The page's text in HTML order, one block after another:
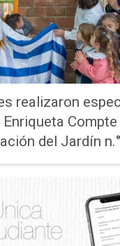
realizaron
Compte
del Jardín